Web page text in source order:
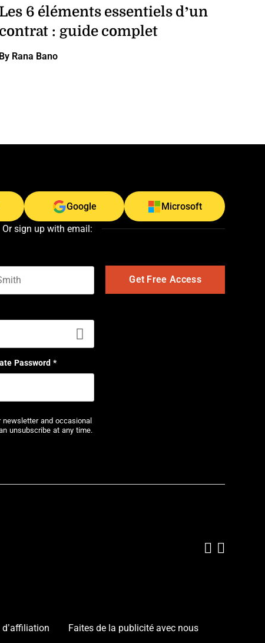
Les 6 éléments essentiels d’un
contrat : guide complet
By Rana Bano
Google Microsoft
Or sign up with email:
Password *
and occasional
unsubscribe at any time.
Add us
Follow
Faites de la publicité avec nous